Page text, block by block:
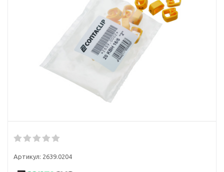
Артикул: 2639.0204